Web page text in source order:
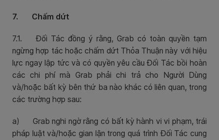
7. Chấm dứt
7.1. Đối Tác đồng ý rằng, Grab có toàn quyền tạm
ngừng hợp tác hoặc chấm dứt Thỏa Thuận này với hiệu
lực ngay lập tức và có quyền yêu cầu Đối Tác bồi hoàn
các chi phí mà Grab phải chi trả cho Người Dùng
và/hoặc bất kỳ bên thứ ba nào khác có liên quan, trong
các trường hợp sau:
a)
Grab nghi ngờ rằng có bất kỳ hành vi vi phạm, trái
pháp luật và/hoặc gian lận trong quá trình Đối Tác cung